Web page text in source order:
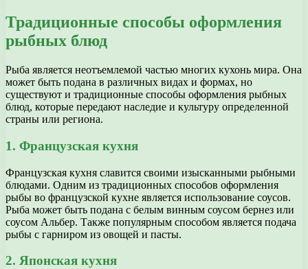
Традиционные способы оформления
рыбных блюд
Рыба является неотъемлемой частью многих кухонь мира. Она
может быть подана в различных видах и формах, но
существуют и традиционные способы оформления рыбных
блюд, которые передают наследие и культуру определенной
страны или региона.
1. Французская кухня
Французская кухня славится своими изысканными рыбными
блюдами. Одним из традиционных способов оформления
рыбы во французской кухне является использование соусов.
Рыба может быть подана с белым винным соусом бернез или
соусом Альбер. Также популярным способом является подача
рыбы с гарниром из овощей и пасты.
2. Японская кухня